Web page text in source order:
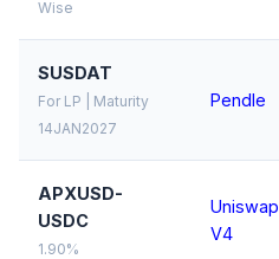
Wise
SUSDAT
For LP | Maturity
14JAN2027
Pendle
APXUSD-
USDC
1.90%
Uniswap
V4